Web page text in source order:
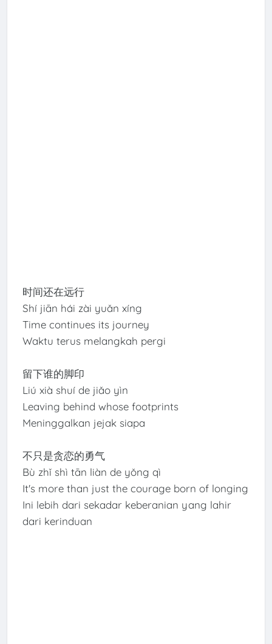
时间还在远行
Shí jiān hái zài yuǎn xíng
Time continues its journey
Waktu terus melangkah pergi
留下谁的脚印
Liú xià shuí de jiǎo yìn
Leaving behind whose footprints
Meninggalkan jejak siapa
不只是贪恋的勇气
Bù zhǐ shì tān liàn de yǒng qì
It's more than just the courage born of longing
Ini lebih dari sekadar keberanian yang lahir
dari kerinduan